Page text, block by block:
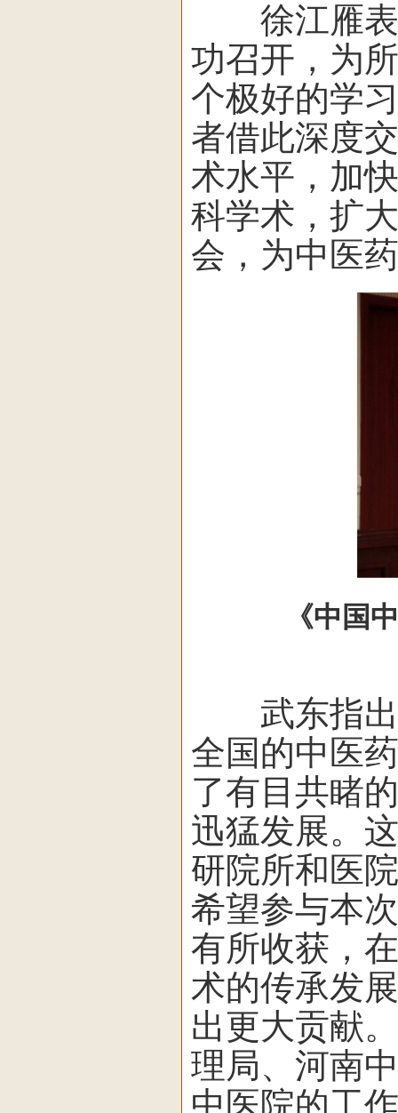
徐江雁表
功召开，为
个极好的学
者借此深度
术水平，加
科学术，扩
会，为中医
《中国
武东指出
全国的中医
了有目共睹
迅猛发展。
研院所和医
希望参与本
有所收获，
术的传承发
出更大贡献
理局、河南
中医院的工